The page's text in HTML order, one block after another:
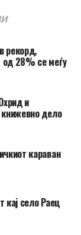
рекорд,
од 28% се меѓу
и
дело
караван
кај село Раец